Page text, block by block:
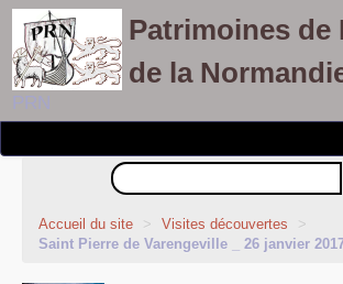
Patrimoines de
de la
PRN
Notre association
Randonnées patrimoines
Visites découvertes
Accueil du site > Visites découvertes
>
Saint Pierre de Varengeville _ 26 janvier